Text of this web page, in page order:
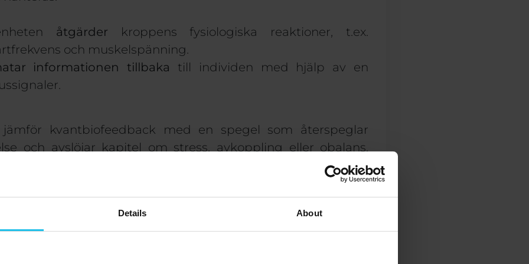
Details About
åtgärder kroppens fysiologiska reaktioner, t.ex.
och muskelspänning.
informationen tillbaka till individen med hjälp av en
jämför kvantbiofeedback med en spegel som återspeglar
och avslöjar kapitel om stress, avkoppling eller obalans.
dessa subtila signaler tillhandahåller en kvantbiofeedback-